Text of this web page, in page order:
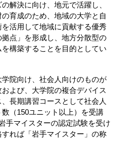
解決に向け、地元で活躍し、
育成のため、地域の大学と自
活用して地域に貢献する優秀
点」を形成し、地方分散型の
構築することを目的としてい
院向け、社会人向けのものが
よび、大学院の複合デバイス
長期講習コースとして社会人
（150ユニット以上）を受講
手マイスターの認定試験を受け
れば「岩手マイスター」の称